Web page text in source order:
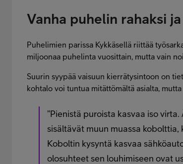
Vanha puhelin rahaksi
Puhelimien parissa Kykkäsellä riittää
miljoonaa puhelinta vuosittain, mutta vain
Suurin syypää vaisuun kierrätysintoon on
kohtalo voi tuntua mitättömältä asialta,
”Pienistä puroista kasvaa iso
sisältävät muun muassa kobolttia,
Koboltin kysyntä kasvaa
olosuhteet sen louhimiseen ovat